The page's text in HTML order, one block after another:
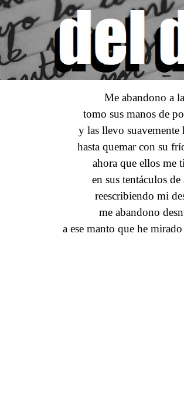
Me abandono a
tomo sus manos de
y las llevo suavemente
hasta quemar con su
ahora que ellos me
en sus tentáculos de
reescribiendo mi
me abandono
a ese manto que he